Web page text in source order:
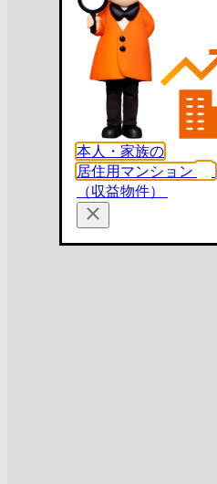
本人・家族の
居住用マンション
（収益物件）